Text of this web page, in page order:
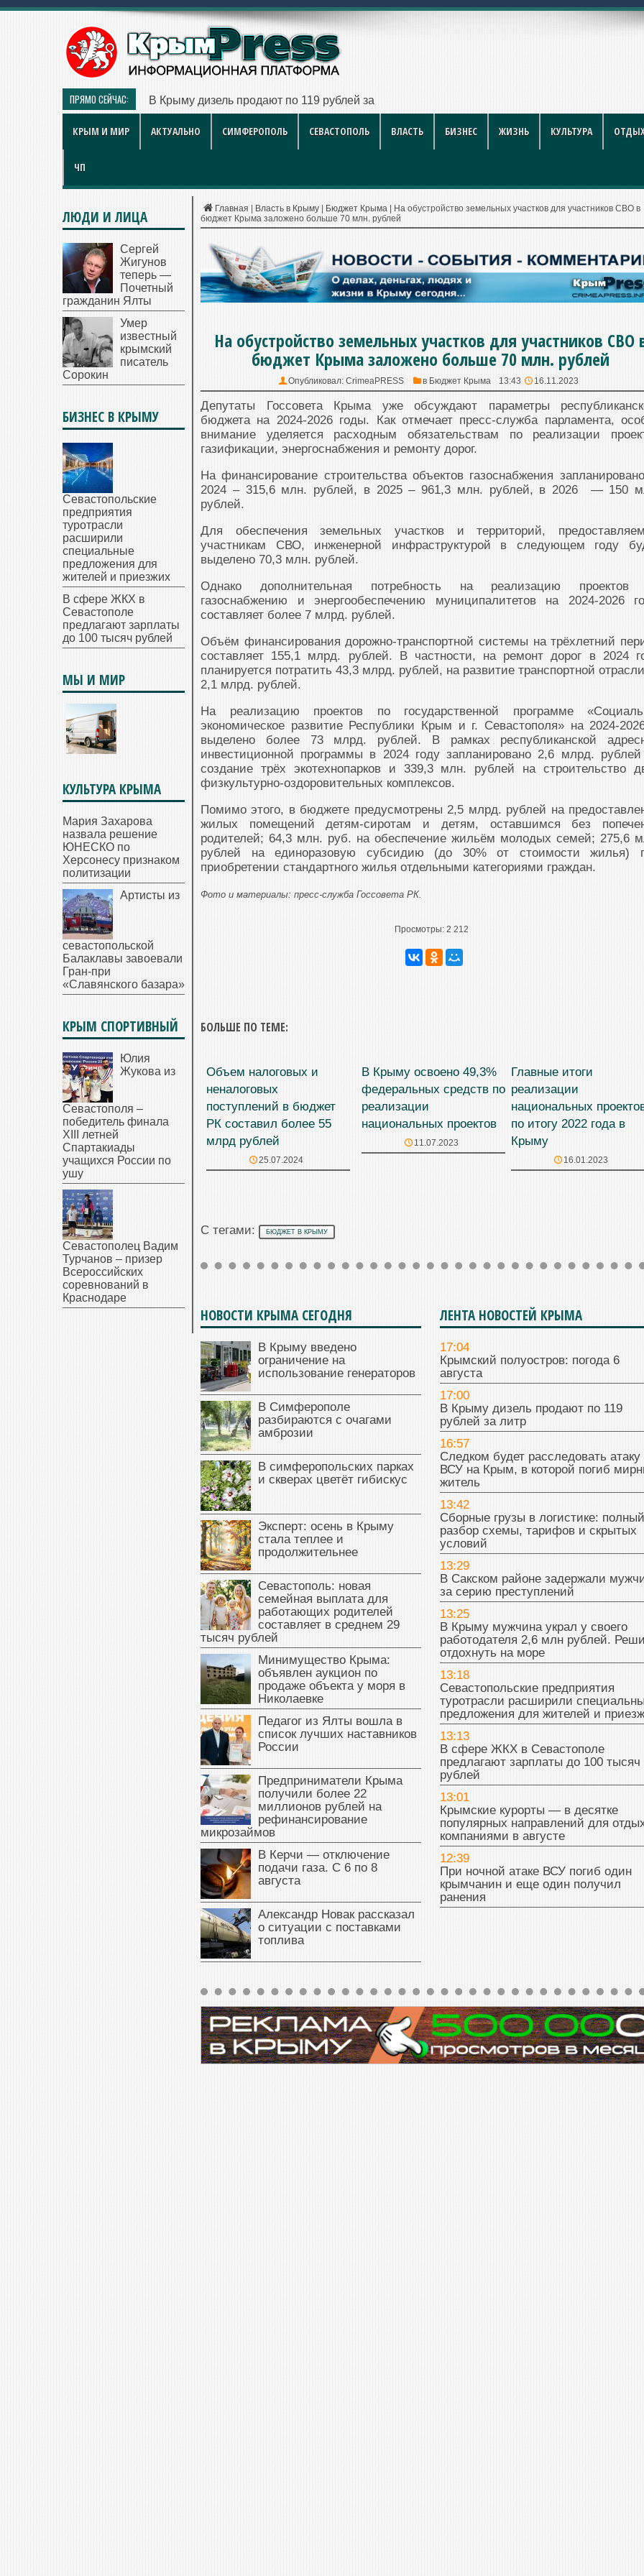
ПРЯМО СЕЙЧАС: В Крыму дизель продают по 119 рублей за литр
КРЫМ И МИР АКТУАЛЬНО СИМФЕРОПОЛЬ СЕВАСТОПОЛЬ ВЛАСТЬ БИЗНЕС ЖИЗНЬ КУЛЬТУРА
ЧП
Главная Власть в Крыму Бюджет Крыма
На обустройство земельных участков для участников СВО в
бюджет Крыма заложено больше 70 млн. рублей
На обустройство земельных участков для участников СВО
бюджет Крыма заложено больше 70 млн. рублей
Опубликовал: CrimeaPRESS в Бюджет Крыма 13:43 16.11.2023
Депутаты Госсовета Крыма уже обсуждают параметры
бюджета на 2024-2026 годы. Как отмечает пресс-служба парламента,
внимание уделяется расходным обязательствам по реализации
газификации, энергоснабжения и ремонту дорог.
На финансирование строительства объектов газоснабжения
2024 – 315,6 млн. рублей, в 2025 – 961,3 млн. рублей, в 2026 — 150
рублей.
Для обеспечения земельных участков и территорий,
участникам СВО, инженерной инфраструктурой в следующем году
выделено 70,3 млн. рублей.
Однако дополнительная потребность на реализацию проектов
газоснабжению и энергообеспечению муниципалитетов на 2024-2026
составляет более 7 млрд. рублей.
Объём финансирования дорожно-транспортной системы на трёхлетний
составляет 155,1 млрд. рублей. В частности, на ремонт дорог в 2024
планируется потратить 43,3 млрд. рублей, на развитие транспортной
2,1 млрд. рублей.
На реализацию проектов по государственной программе
экономическое развитие Республики Крым и г. Севастополя» на 2024-
выделено более 73 млрд. рублей. В рамках республиканской
инвестиционной программы в 2024 году запланировано 2,6 млрд.
создание трёх экотехнопарков и 339,3 млн. рублей на строительство
физкультурно-оздоровительных комплексов.
Помимо этого, в бюджете предусмотрены 2,5 млрд. рублей на
жилых помещений детям-сиротам и детям, оставшимся без
родителей; 64,3 млн. руб. на обеспечение жильём молодых семей; 275,6
рублей на единоразовую субсидию (до 30% от стоимости жилья)
приобретении стандартного жилья отдельными категориями граждан.
Фото и материалы: пресс-служба Госсовета РК.
Просмотры: 2 212
БОЛЬШЕ ПО ТЕМЕ:
Объем налоговых и
неналоговых
поступлений в бюджет
РК составил более 55
млрд рублей
25.07.2024
В Крыму освоено 49,3%
федеральных средств по
реализации
национальных проектов
11.07.2023
Главные итоги
реализации
национальных
по итогу 2022 года в
Крыму
16.01.2023
С тегами: БЮДЖЕТ В КРЫМУ
НОВОСТИ КРЫМА СЕГОДНЯ
В Крыму введено
ограничение на
использование генераторов
В Симферополе
разбираются с очагами
амброзии
В симферопольских парках
и скверах цветёт гибискус
Эксперт: осень в Крыму
стала теплее и
продолжительнее
Севастополь: новая
семейная выплата для
работающих родителей
составляет в среднем 29
тысяч рублей
Минимущество Крыма:
объявлен аукцион по
продаже объекта у моря в
Николаевке
Педагог из Ялты вошла в
список лучших наставников
России
Предприниматели Крыма
получили более 22
миллионов рублей на
рефинансирование
микрозаймов
В Керчи — отключение
подачи газа. С 6 по 8
августа
Александр Новак рассказал
о ситуации с поставками
топлива
ЛЕНТА НОВОСТЕЙ КРЫМА
17:04
Крымский полуостров: погода 6
августа
17:00
В Крыму дизель продают по 119
рублей за литр
16:57
Следком будет расследовать атаку
ВСУ на Крым, в которой погиб
житель
13:42
Сборные грузы в логистике: полный
разбор схемы, тарифов и скрытых
условий
13:29
В Сакском районе задержали
за серию преступлений
13:25
В Крыму мужчина украл у своего
работодателя 2,6 млн рублей.
отдохнуть на море
13:18
Севастопольские предприятия
туротрасли расширили
предложения для жителей и
13:13
В сфере ЖКХ в Севастополе
предлагают зарплаты до 100 тысяч
рублей
13:01
Крымские курорты — в десятке
популярных направлений для
компаниями в августе
12:39
При ночной атаке ВСУ погиб один
крымчанин и еще один получил
ранения
ЛЮДИ И ЛИЦА
Сергей
Жигунов
теперь —
Почетный
гражданин Ялты
Умер
известный
крымский
писатель
Сорокин
БИЗНЕС В КРЫМУ
Севастопольские
предприятия
туротрасли
расширили
специальные
предложения для
жителей и приезжих
В сфере ЖКХ в
Севастополе
предлагают зарплаты
до 100 тысяч рублей
МЫ И МИР
КУЛЬТУРА КРЫМА
Мария Захарова
назвала решение
ЮНЕСКО по
Херсонесу признаком
политизации
Артисты из
севастопольской
Балаклавы завоевали
Гран-при
«Славянского базара»
КРЫМ СПОРТИВНЫЙ
Юлия
Жукова из
Севастополя –
победитель финала
XIII летней
Спартакиады
учащихся России по
ушу
Севастополец Вадим
Турчанов – призер
Всероссийских
соревнований в
Краснодаре